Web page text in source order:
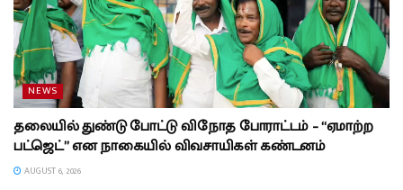
NEWS
தலையில் துண்டு போட்டு விநோத போராட்டம் – “ஏமாற்ற
பட்ஜெட்” என நாகையில் விவசாயிகள் கண்டனம்
AUGUST 6, 2026